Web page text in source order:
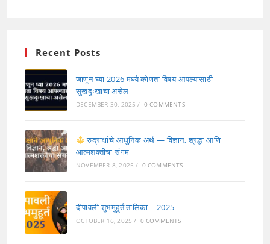
Recent Posts
जाणून घ्या 2026 मध्ये कोणता विषय आपल्यासाठी
सुखदुःखाचा असेल
DECEMBER 30, 2025 / 0 COMMENTS
रुद्राक्षांचे आधुनिक अर्थ — विज्ञान, श्रद्धा आणि
आत्मशक्तीचा संगम
NOVEMBER 8, 2025 / 0 COMMENTS
दीपावली शुभमुहूर्त तालिका – 2025
OCTOBER 16, 2025 / 0 COMMENTS